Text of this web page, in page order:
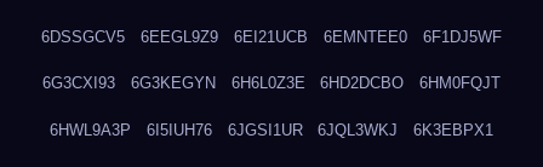
6DSSGCV5 6EEGL9Z9 6EI21UCB 6EMNTEE0 6F1DJ5WF
6G3CXI93 6G3KEGYN 6H6L0Z3E 6HD2DCBO 6HM0FQJT
6HWL9A3P 6I5IUH76 6JGSI1UR 6JQL3WKJ 6K3EBPX1